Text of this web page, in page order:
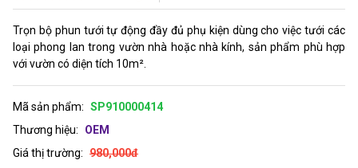
Trọn bộ phun tưới tự động đầy đủ phụ kiện dùng cho việc tưới các
loại phong lan trong vườn nhà hoặc nhà kính, sản phẩm phù hợp
với vườn có diện tích 10m².
Mã sản phẩm: SP910000414
Thương hiệu:
OEM
Giá thị trường: 980,000đ